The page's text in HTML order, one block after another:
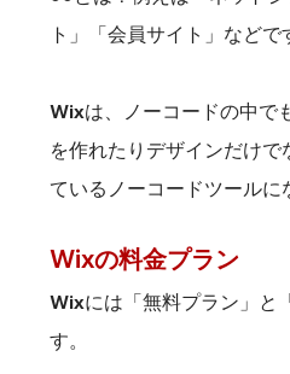
ト」「会員サイト」などで
Wixは、ノーコードの中で
を作れたりデザインだけ
ているノーコードツールに
Wixの料金プラン
Wixには「無料プラン」と
す。